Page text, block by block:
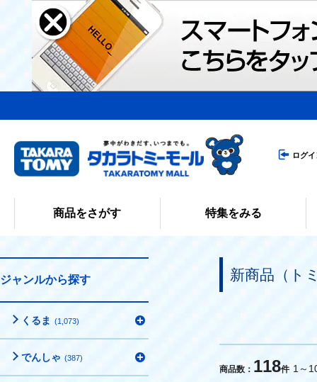
ログ
商品をさがす 特集をみる
新商品（ト
商品数： 118件 1～
ジャンルから探す
くるま (1,073)
でんしゃ (387)